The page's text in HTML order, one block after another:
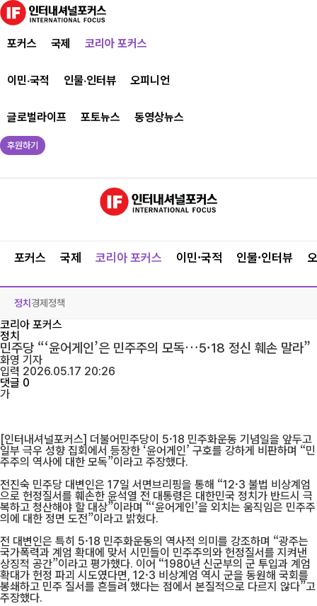
포커스 국제 코리아 포커스
이민·국적 인물·인터뷰 오피니언
글로벌라이프 포토뉴스 동영상뉴스
후원하기
포커스 국제 코리아 포커스 이민·국적 인물·인터뷰
정치 경제 정책
코리아 포커스
정치
민주당 “‘윤어게인’은 민주주의 모독…5·18 정신 훼손 말라”
화영 기자
입력 2026.05.17 20:26
댓글 0
가
[인터내셔널포커스] 더불어민주당이 5·18 민주화운동 기념일을 앞두고
일부 극우 성향 집회에서 등장한 ‘윤어게인’ 구호를 강하게 비판하며 “민
주주의 역사에 대한 모독”이라고 주장했다.
전진숙 민주당 대변인은 17일 서면브리핑을 통해 “12·3 불법 비상계엄
으로 헌정질서를 훼손한 윤석열 전 대통령은 대한민국 정치가 반드시 극
복하고 청산해야 할 대상”이라며 “‘윤어게인’을 외치는 움직임은 민주주
의에 대한 정면 도전”이라고 밝혔다.
전 대변인은 특히 5·18 민주화운동의 역사적 의미를 강조하며 “광주는
국가폭력과 계엄 확대에 맞서 시민들이 민주주의와 헌정질서를 지켜낸
상징적 공간”이라고 평가했다. 이어 “1980년 신군부의 군 투입과 계엄
확대가 헌정 파괴 시도였다면, 12·3 비상계엄 역시 군을 동원해 국회를
봉쇄하고 민주 질서를 흔들려 했다는 점에서 본질적으로 다르지 않다”고
주장했다.